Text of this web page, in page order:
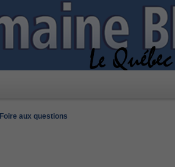
Foire aux questions